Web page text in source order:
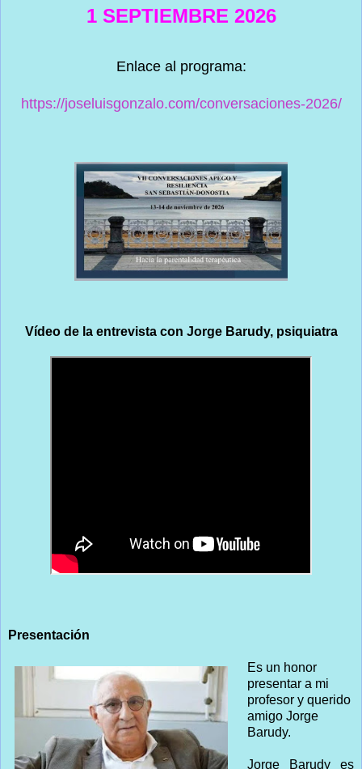
1 SEPTIEMBRE 2026
Enlace al programa:
https://joseluisgonzalo.com/conversaciones-2026/
Vídeo de la entrevista con Jorge Barudy, psiquiatra
Presentación
Es un honor
presentar a mi
profesor y querido
amigo Jorge
Barudy.
Jorge Barudy es